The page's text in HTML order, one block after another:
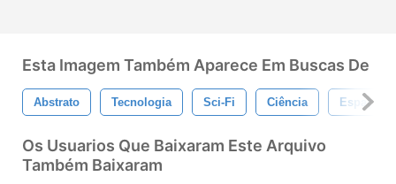
Esta Imagem Também Aparece Em Buscas De
Abstrato Tecnologia Sci-Fi Ciência Espaço
Os Usuarios Que Baixaram Este Arquivo
Também Baixaram